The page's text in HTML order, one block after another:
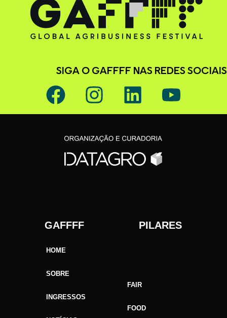
SIGA O GAFFFF NAS REDES SOCIAIS
GAFFFF PILARES
HOME
SOBRE
INGRESSOS
FAIR
FOOD